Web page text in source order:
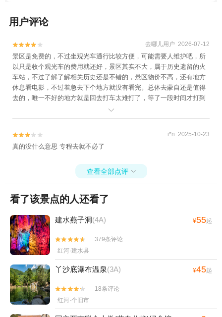
用户评论

 去哪儿用户 2026-07-12
景区是免费的，不过坐观光车通行比较方便，可能需要人维护吧，所
以只是收个观光车的费用就还好，景区其实不大，属于历史遗留的火
车站，不过了解了解相关历史还是不错的，景区物价不高，还有地方
休息看电影，不过着急去下个地方就没有看完。总体去蒙自还是值得
去的，唯一不好的地方就是回去打车太难打了，等了一段时间才打到
车，如果不是自驾交通不太方便。

 i*n 2025-10-23
真的没什么意思 专程去就不必了
查看全部点评 
看了该景点的人还看了
建水燕子洞(4A) ¥55起


379条评论
红河·建水县
丫沙底瀑布温泉(3A) ¥45起


18条评论
红河·个旧市